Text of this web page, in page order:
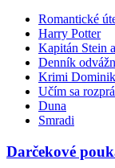
Romantické
Harry Potter
Kapitán Stein
Denník
Krimi
Učím sa
Duna
Smradi
Darčekové